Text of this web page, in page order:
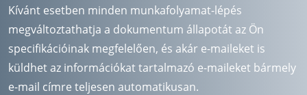
Kívánt esetben minden munkafolyamat-lépés
megváltoztathatja a dokumentum állapotát az Ön
specifikációinak megfelelően, és akár e-maileket is
küldhet az információkat tartalmazó e-maileket bármely
e-mail címre teljesen automatikusan.